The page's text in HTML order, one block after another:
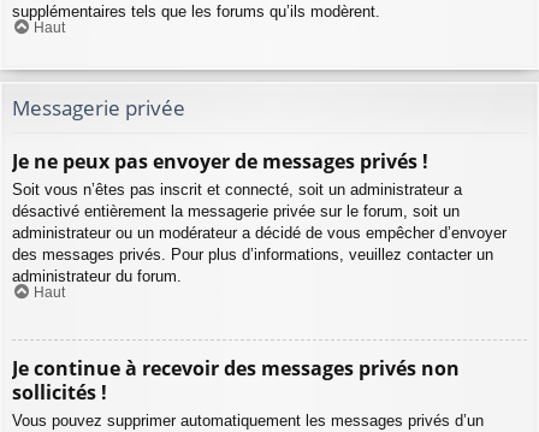
supplémentaires tels que les forums qu’ils modèrent.
Haut
Messagerie privée
Je ne peux pas envoyer de messages privés !
Soit vous n’êtes pas inscrit et connecté, soit un administrateur a
désactivé entièrement la messagerie privée sur le forum, soit un
administrateur ou un modérateur a décidé de vous empêcher d’envoyer
des messages privés. Pour plus d’informations, veuillez contacter un
administrateur du forum.
Haut
Je continue à recevoir des messages privés non
sollicités !
Vous pouvez supprimer automatiquement les messages privés d’un